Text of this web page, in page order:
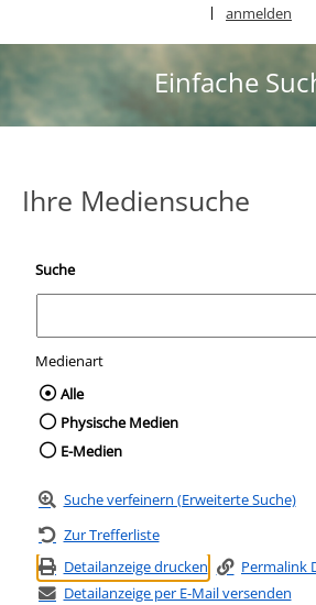
anmelden
Einfache
Ihre Mediensuche
Suche
Medienart
Wählen Sie die
Alle
Physische Medien
E-Medien
Suche verfeinern (Erweiterte Suche)
Zur Trefferliste
Detailanzeige drucken
Permalink
Detailanzeige per E-Mail versenden